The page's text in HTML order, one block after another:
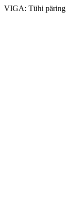
VIGA: Tühi päring